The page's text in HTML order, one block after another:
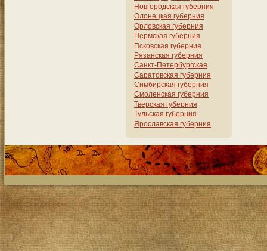
Новгородская губерния
Олонецкая губерния
Орловская губерния
Пермская губерния
Псковская губерния
Рязанская губерния
Санкт-Петербургская
Саратовская губерния
Симбирская губерния
Смоленская губерния
Тверская губерния
Тульская губерния
Ярославская губерния